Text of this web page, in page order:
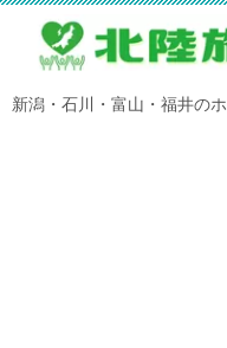
新潟・石川・富山・福井の